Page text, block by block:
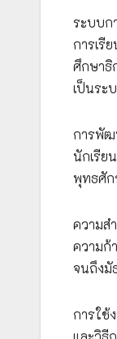
ระบบก
การเรี
ศึกษาธิ
เป็นระ
การพัฒ
นักเรีย
พุทธศัก
ความส
ความก้
จนถึงมั
การใช้